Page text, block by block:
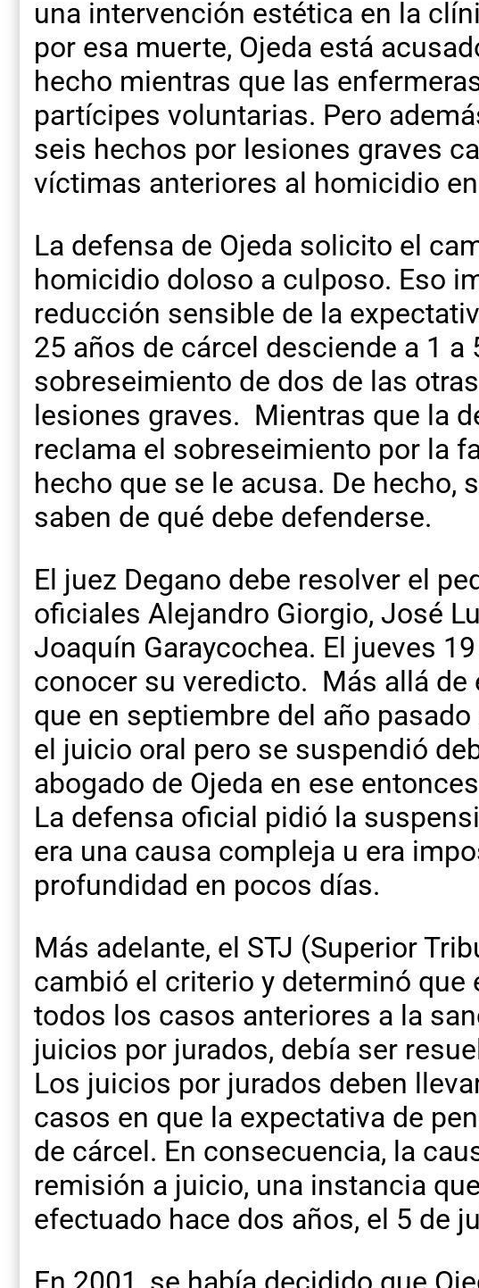
una intervención estética en la
por esa muerte, Ojeda está
hecho mientras que las
partícipes voluntarias. Pero
seis hechos por lesiones graves
víctimas anteriores al homicidio
La defensa de Ojeda solicito el
homicidio doloso a culposo. Eso
reducción sensible de la
25 años de cárcel desciende a 1 a
sobreseimiento de dos de las
lesiones graves. Mientras que la
reclama el sobreseimiento por la
hecho que se le acusa. De hecho,
saben de qué debe defenderse.
El juez Degano debe resolver el
oficiales Alejandro Giorgio, José
Joaquín Garaycochea. El jueves
conocer su veredicto. Más allá de
que en septiembre del año
el juicio oral pero se suspendió
abogado de Ojeda en ese
La defensa oficial pidió la
era una causa compleja u era
profundidad en pocos días.
Más adelante, el STJ (Superior
cambió el criterio y determinó que
todos los casos anteriores a la
juicios por jurados, debía ser
Los juicios por jurados deben
casos en que la expectativa de
de cárcel. En consecuencia, la
remisión a juicio, una instancia
efectuado hace dos años, el 5 de